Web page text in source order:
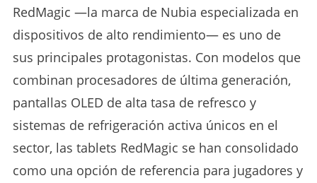
RedMagic —la marca de Nubia especializada en
dispositivos de alto rendimiento— es uno de
sus principales protagonistas. Con modelos que
combinan procesadores de última generación,
pantallas OLED de alta tasa de refresco y
sistemas de refrigeración activa únicos en el
sector, las tablets RedMagic se han consolidado
como una opción de referencia para jugadores y